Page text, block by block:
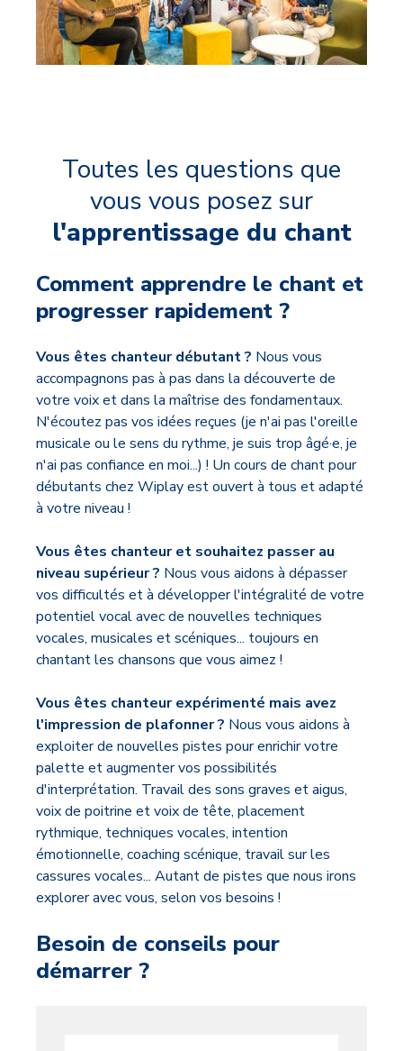
Toutes les questions que
vous vous posez sur
l'apprentissage du chant
Comment apprendre le chant et
progresser rapidement ?
Vous êtes chanteur débutant ? Nous vous
accompagnons pas à pas dans la découverte de
votre voix et dans la maîtrise des fondamentaux.
N'écoutez pas vos idées reçues (je n'ai pas l'oreille
musicale ou le sens du rythme, je suis trop âgé·e, je
n'ai pas confiance en moi...) ! Un cours de chant pour
débutants chez Wiplay est ouvert à tous et adapté
à votre niveau !
Vous êtes chanteur et souhaitez passer au
niveau supérieur ? Nous vous aidons à dépasser
vos difficultés et à développer l'intégralité de votre
potentiel vocal avec de nouvelles techniques
vocales, musicales et scéniques... toujours en
chantant les chansons que vous aimez !
Vous êtes chanteur expérimenté mais avez
l'impression de plafonner ? Nous vous aidons à
exploiter de nouvelles pistes pour enrichir votre
palette et augmenter vos possibilités
d'interprétation. Travail des sons graves et aigus,
voix de poitrine et voix de tête, placement
rythmique, techniques vocales, intention
émotionnelle, coaching scénique, travail sur les
cassures vocales... Autant de pistes que nous irons
explorer avec vous, selon vos besoins !
Besoin de conseils pour
démarrer ?